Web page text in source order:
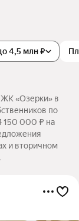
4,5 млн ₽
«Озерки» в
по
150 000 ₽ на
и вторичном